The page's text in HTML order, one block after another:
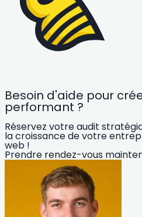
Besoin d'aide pour
performant ?
Réservez votre audit
la croissance de votre
web !
Prendre rendez-vous